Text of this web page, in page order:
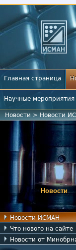
Главная страница
Научные мероприятия
Новости>Новости
Новости
Новости ИСМАН
Что нового на сайте
Новости от